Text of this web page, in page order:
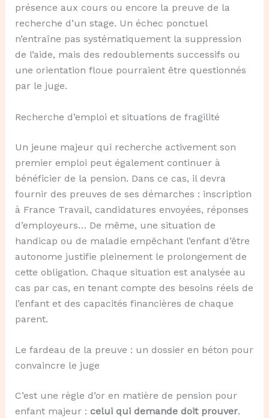
présence aux cours ou encore la preuve de la
recherche d’un stage. Un échec ponctuel
n’entraîne pas systématiquement la suppression
de l’aide, mais des redoublements successifs ou
une orientation floue pourraient être questionnés
par le juge.
Recherche d’emploi et situations de fragilité
Un jeune majeur qui recherche activement son
premier emploi peut également continuer à
bénéficier de la pension. Dans ce cas, il devra
fournir des preuves de ses démarches : inscription
à France Travail, candidatures envoyées, réponses
d’employeurs… De même, une situation de
handicap ou de maladie empêchant l’enfant d’être
autonome justifie pleinement le prolongement de
cette obligation. Chaque situation est analysée au
cas par cas, en tenant compte des besoins réels de
l’enfant et des capacités financières de chaque
parent.
Le fardeau de la preuve : un dossier en béton pour
convaincre le juge
C’est une règle d’or en matière de pension pour
enfant majeur : celui qui demande doit prouver.